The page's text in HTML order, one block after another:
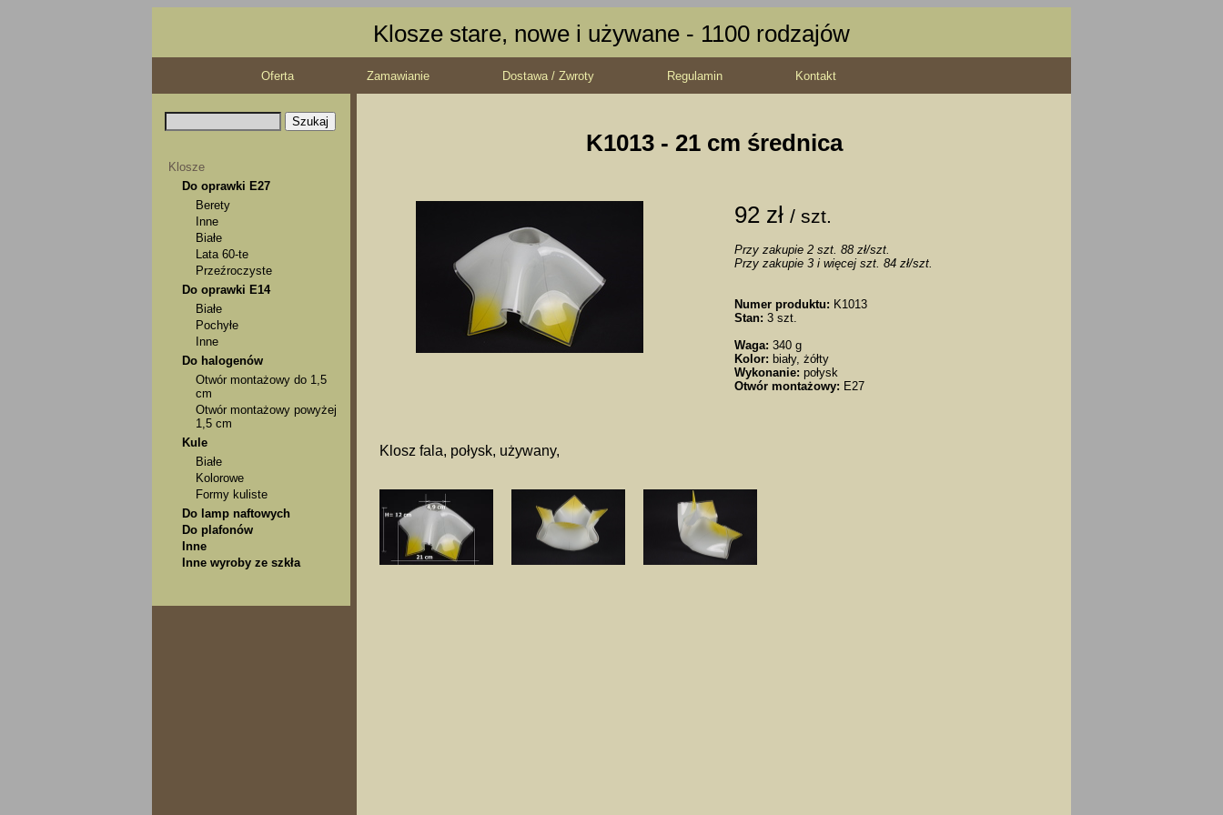
Klosze stare, nowe i używane - 1100 rodzajów
Oferta Zamawianie Dostawa / Zwroty Regulamin Kontakt
Klosze
Do oprawki E27
Berety
Inne
Białe
Lata 60-te
Przeźroczyste
Do oprawki E14
Białe
Pochyłe
Inne
Do halogenów
Otwór montażowy do 1,5
cm
Otwór montażowy powyżej
1,5 cm
Kule
Białe
Kolorowe
Formy kuliste
Do lamp naftowych
Do plafonów
Inne
Inne wyroby ze szkła
K1013 - 21 cm średnica
92 zł / szt.
Przy zakupie 2 szt. 88 zł/szt.
Przy zakupie 3 i więcej szt. 84 zł/szt.
Numer produktu: K1013
Stan: 3 szt.
Waga: 340 g
Kolor: biały, żółty
Wykonanie: połysk
Otwór montażowy: E27
Klosz fala, połysk, używany,